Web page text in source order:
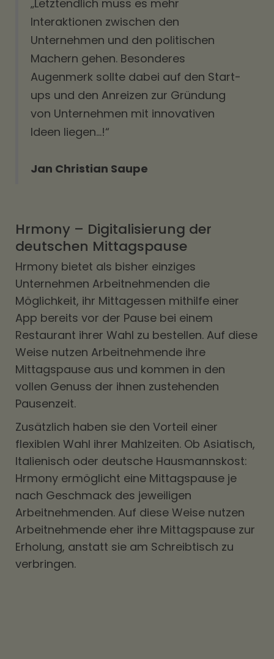
„Letztendlich muss es mehr
Interaktionen zwischen den
Unternehmen und den politischen
Machern gehen. Besonderes
Augenmerk sollte dabei auf den Start-
ups und den Anreizen zur Gründung
von Unternehmen mit innovativen
Ideen liegen…!“
Jan Christian Saupe
Hrmony – Digitalisierung der
deutschen Mittagspause
Hrmony bietet als bisher einziges
Unternehmen Arbeitnehmenden die
Möglichkeit, ihr Mittagessen mithilfe einer
App bereits vor der Pause bei einem
Restaurant ihrer Wahl zu bestellen. Auf diese
Weise nutzen Arbeitnehmende ihre
Mittagspause aus und kommen in den
vollen Genuss der ihnen zustehenden
Pausenzeit.
Zusätzlich haben sie den Vorteil einer
flexiblen Wahl ihrer Mahlzeiten. Ob Asiatisch,
Italienisch oder deutsche Hausmannskost:
Hrmony ermöglicht eine Mittagspause je
nach Geschmack des jeweiligen
Arbeitnehmenden. Auf diese Weise nutzen
Arbeitnehmende eher ihre Mittagspause zur
Erholung, anstatt sie am Schreibtisch zu
verbringen.